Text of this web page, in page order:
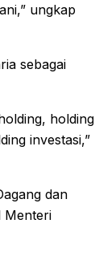
ungkap
sebagai
holding
investasi,”
dan
Menteri